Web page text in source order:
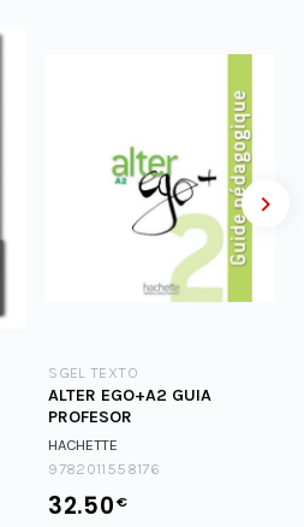
SGEL TEXTO
ALTER EGO+A2 GUIA
PROFESOR
HACHETTE
9782011558176
32.50€